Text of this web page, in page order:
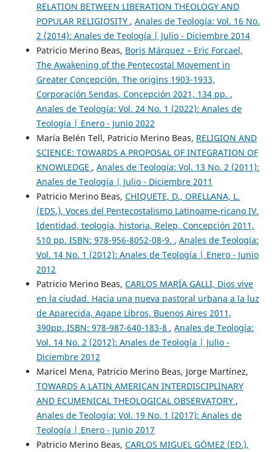
RELATION BETWEEN LIBERATION THEOLOGY AND
POPULAR RELIGIOSITY , Anales de Teología: Vol. 16 No.
2 (2014): Anales de Teología | Julio - Diciembre 2014
Patricio Merino Beas, Boris Márquez – Eric Forcael,
The Awakening of the Pentecostal Movement in
Greater Concepción. The origins 1903-1933,
Corporación Sendas, Concepción 2021, 134 pp. ,
Anales de Teología: Vol. 24 No. 1 (2022): Anales de
Teología | Enero - Junio 2022
María Belén Tell, Patricio Merino Beas, RELIGION AND
SCIENCE: TOWARDS A PROPOSAL OF INTEGRATION OF
KNOWLEDGE , Anales de Teología: Vol. 13 No. 2 (2011):
Anales de Teología | Julio - Diciembre 2011
Patricio Merino Beas, CHIQUETE, D., ORELLANA, L.
(EDS.), Voces del Pentecostalismo Latinoame-ricano IV.
Identidad, teología, historia, Relep, Concepción 2011,
510 pp. ISBN: 978-956-8052-08-9. , Anales de Teología:
Vol. 14 No. 1 (2012): Anales de Teología | Enero - Junio
2012
Patricio Merino Beas, CARLOS MARÍA GALLI, Dios vive
en la ciudad. Hacia una nueva pastoral urbana a la luz
de Aparecida, Agape Libros, Buenos Aires 2011,
390pp. ISBN: 978-987-640-183-8 , Anales de Teología:
Vol. 14 No. 2 (2012): Anales de Teología | Julio -
Diciembre 2012
Maricel Mena, Patricio Merino Beas, Jorge Martínez,
TOWARDS A LATIN AMERICAN INTERDISCIPLINARY
AND ECUMENICAL THEOLOGICAL OBSERVATORY ,
Anales de Teología: Vol. 19 No. 1 (2017): Anales de
Teología | Enero - Junio 2017
Patricio Merino Beas, CARLOS MIGUEL GÓMEZ (ED.),